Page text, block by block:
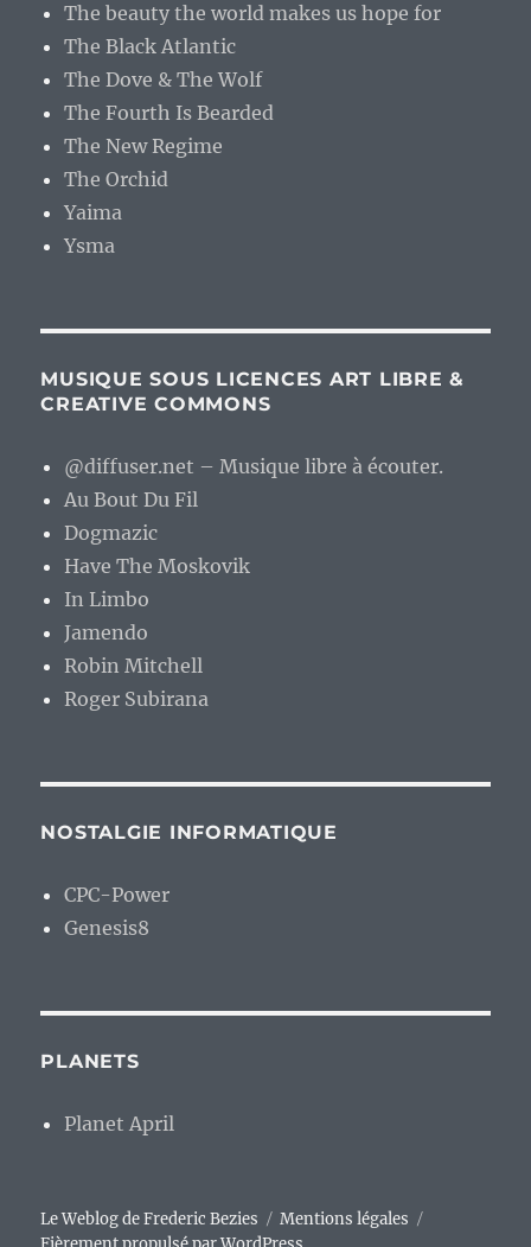
The beauty the world makes us hope for
The Black Atlantic
The Dove & The Wolf
The Fourth Is Bearded
The New Regime
The Orchid
Yaima
Ysma
MUSIQUE SOUS LICENCES ART LIBRE &
CREATIVE COMMONS
@diffuser.net – Musique libre à écouter.
Au Bout Du Fil
Dogmazic
Have The Moskovik
In Limbo
Jamendo
Robin Mitchell
Roger Subirana
NOSTALGIE INFORMATIQUE
CPC-Power
Genesis8
PLANETS
Planet April
Le Weblog de Frederic Bezies
Mentions légales